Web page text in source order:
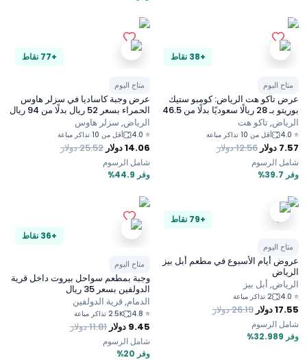
+38 نقاط
متاح اليوم
عرض تاكو هت الرياض: كومبو ستيك
بوريتو بـ 28 ريالًا سعوديًا بدلًا من 46.5
ريالًا سعوديًا
الرياض, تاكو هت
⭐
4.0 أقل من 10 تذاكر مباعة
7.57 دولار 12.56دولار
وفر 39.7%
شامل الرسوم
+77 نقاط
متاح اليوم
عرض وجبة كاساديا في سزلر هاوس
الحمراء بسعر 52 ريال بدلًا من 94 ريال
الرياض, سزلر هاوس
⭐
4.0 أقل من 10 تذاكر مباعة
14.06دولار 25.52دولار
وفر 44.9%
شامل الرسوم
+79 نقاط
متاح اليوم
عروض أيام الأسبوع في مطعم أبل بيز
الرياض
الرياض, أبل بيز
⭐
4.0 2 تذاكر مباعة
17.55دولار 26.19دولار
وفر 32.989%
شامل الرسوم
+36 نقاط
متاح اليوم
وجبة بمطعم سواحل بيروت داخل قرية
الدولفين بسعر 35 ريال
الدمام, قرية الدولفين
⭐
4.8 2.5K تذاكر مباعة
9.45 دولار 11.81دولار
وفر 20%
شامل الرسوم